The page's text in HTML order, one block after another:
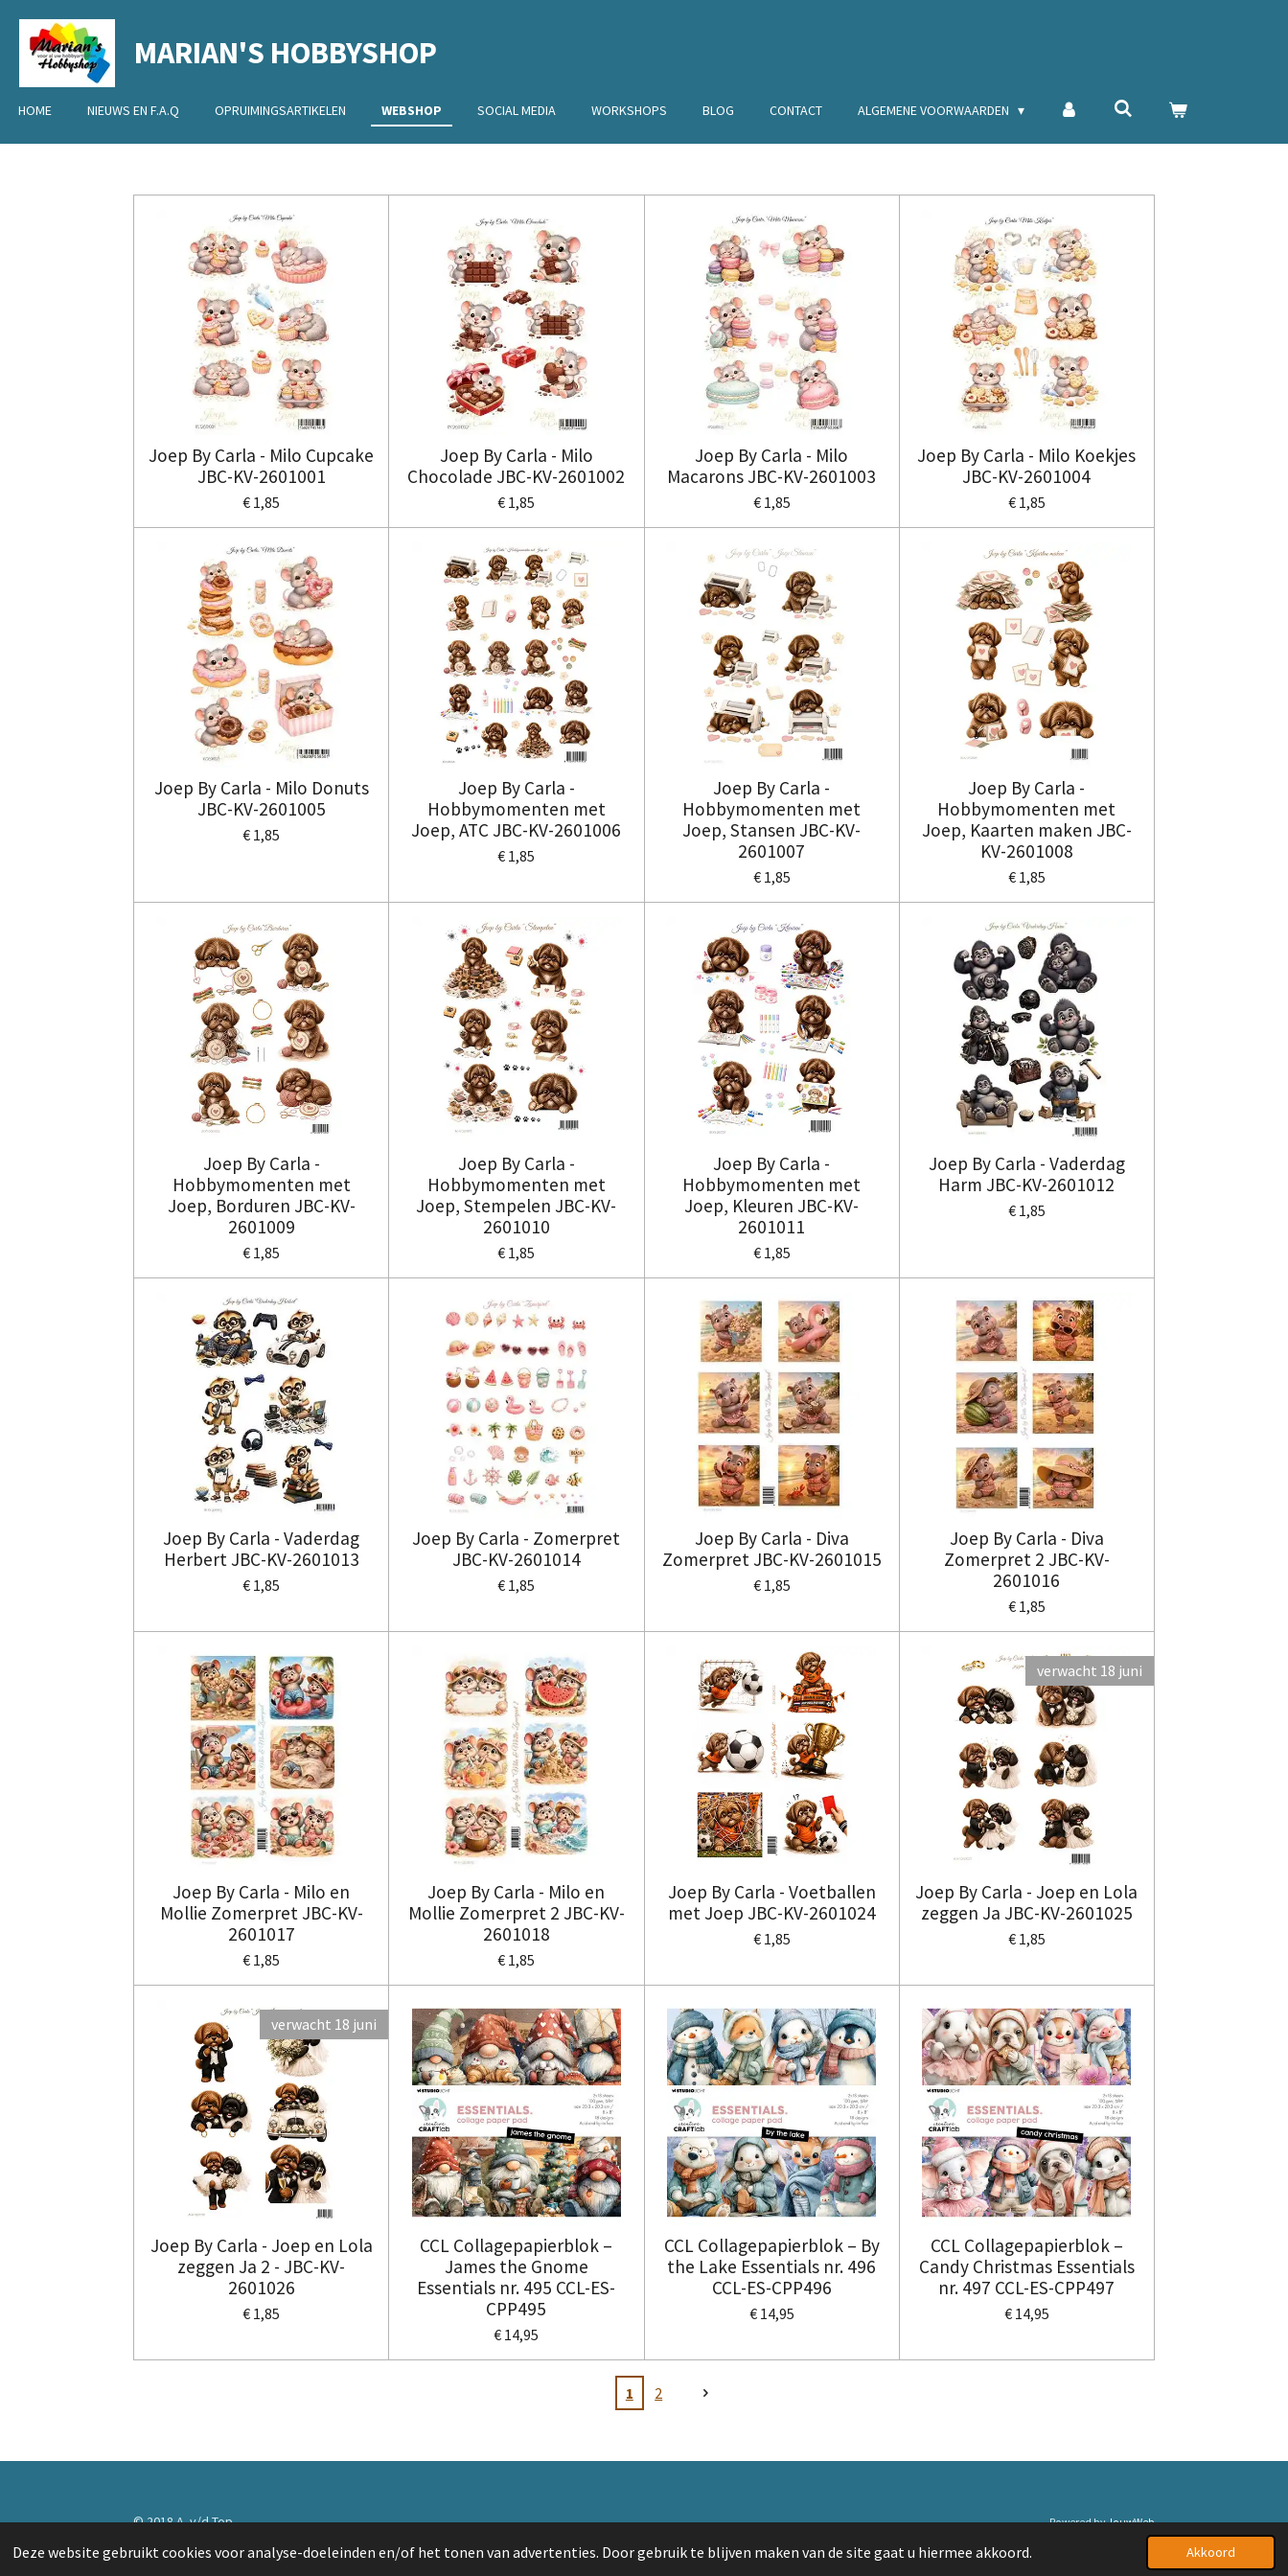
Deze website gebruikt cookies voor analyse-doeleinden en/of het tonen van advertenties. Door gebruik te blijven maken van de site gaat u hiermee akkoord. Akkoord
Ga
direct
naar
de
hoofdinhoud
MARIAN'S HOBBYSHOP
HOME NIEUWS EN F.A.Q OPRUIMINGSARTIKELEN WEBSHOP SOCIAL MEDIA WORKSHOPS BLOG CONTACT ALGEMENE VOORWAARDEN
Joep By Carla - Milo Cupcake
JBC-KV-2601001
€ 1,85
Joep By Carla - Milo
Chocolade JBC-KV-2601002
€ 1,85
Joep By Carla - Milo
Macarons JBC-KV-2601003
€ 1,85
Joep By Carla - Milo Koekjes
JBC-KV-2601004
€ 1,85
Joep By Carla - Milo Donuts
JBC-KV-2601005
€ 1,85
Joep By Carla -
Hobbymomenten met
Joep, ATC JBC-KV-2601006
€ 1,85
Joep By Carla -
Hobbymomenten met
Joep, Stansen JBC-KV-
2601007
€ 1,85
Joep By Carla -
Hobbymomenten met
Joep, Kaarten maken JBC-
KV-2601008
€ 1,85
Joep By Carla -
Hobbymomenten met
Joep, Borduren JBC-KV-
2601009
€ 1,85
Joep By Carla -
Hobbymomenten met
Joep, Stempelen JBC-KV-
2601010
€ 1,85
Joep By Carla -
Hobbymomenten met
Joep, Kleuren JBC-KV-
2601011
€ 1,85
Joep By Carla - Vaderdag
Harm JBC-KV-2601012
€ 1,85
Joep By Carla - Vaderdag
Herbert JBC-KV-2601013
€ 1,85
Joep By Carla - Zomerpret
JBC-KV-2601014
€ 1,85
Joep By Carla - Diva
Zomerpret JBC-KV-2601015
€ 1,85
Joep By Carla - Diva
Zomerpret 2 JBC-KV-
2601016
€ 1,85
Joep By Carla - Milo en
Mollie Zomerpret JBC-KV-
2601017
€ 1,85
Joep By Carla - Milo en
Mollie Zomerpret 2 JBC-KV-
2601018
€ 1,85
Joep By Carla - Voetballen
met Joep JBC-KV-2601024
€ 1,85
verwacht 18 juni
Joep By Carla - Joep en Lola
zeggen Ja JBC-KV-2601025
€ 1,85
verwacht 18 juni
Joep By Carla - Joep en Lola
zeggen Ja 2 - JBC-KV-
2601026
€ 1,85
CCL Collagepapierblok –
James the Gnome
Essentials nr. 495 CCL-ES-
CPP495
€ 14,95
CCL Collagepapierblok – By
the Lake Essentials nr. 496
CCL-ES-CPP496
€ 14,95
CCL Collagepapierblok –
Candy Christmas Essentials
nr. 497 CCL-ES-CPP497
€ 14,95
1 2
© 2018 A. v/d Top Powered byJouwWeb